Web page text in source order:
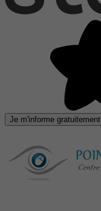
Je m'informe gratuitement